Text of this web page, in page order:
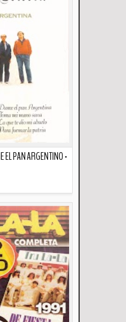
EL PAN ARGENTINO -